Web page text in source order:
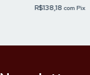
R$138,18com Pix